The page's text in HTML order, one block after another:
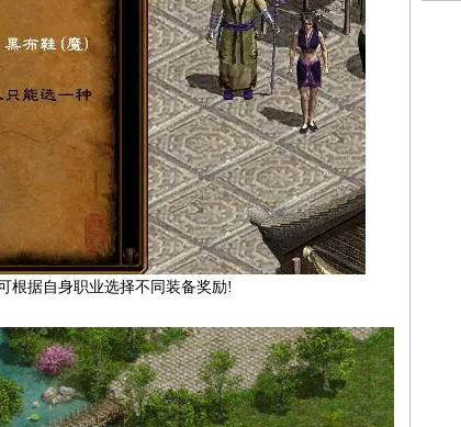
根据自身职业选择不同装备奖励!